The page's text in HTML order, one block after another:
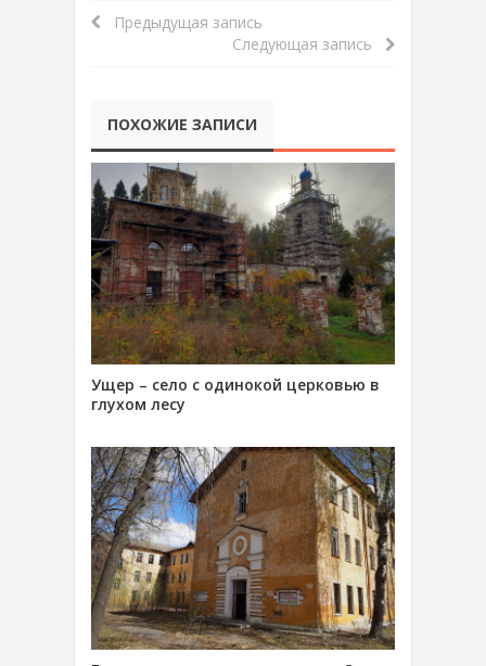
Предыдущая запись
Следующая запись
ПОХОЖИЕ ЗАПИСИ
Ущер – село с одинокой церковью в
глухом лесу